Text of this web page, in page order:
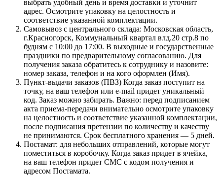
выбрать удобный день и время доставки и уточнит
адрес. Осмотрите упаковку на целостность и
соответствие указанной комплектации.
Самовывоз с центрального склада: Московская область,
г.Красногорск, Коммунальный квартал влд.20 стр.8 по
будням с 10:00 до 17:00. В выходные и государственные
праздники по предварительному согласованию. Для
получения заказа обратитесь к сотруднику и назовите:
номер заказа, телефон и на кого оформлен (Имя).
Пункт-выдачи заказов (ПВЗ) Когда заказ поступит на
точку, на ваш телефон или e-mail придет уникальный
код. Заказ можно забирать. Важно: перед подписанием
акта приема-передачи внимательно осмотрите упаковку
на целостность и соответствие указанной комплектации,
после подписания претензии по количеству и качеству
не принимаются. Срок бесплатного хранения — 5 дней.
Постамат: для небольших отправлений, которые могут
поместиться в коробочку. Когда заказ придет в ячейка,
на ваш телефон придет СМС с кодом получения и
адресом Постамата.